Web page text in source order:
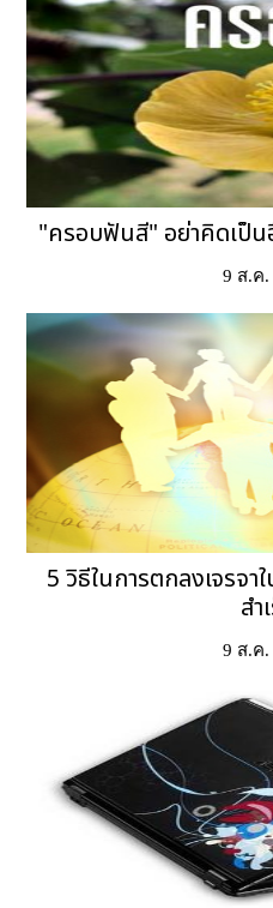
"ครอบฟันสี" อย่าคิดเป็
9 ส.ค.
5 วิธีในการตกลงเจรจ
สำ
9 ส.ค.